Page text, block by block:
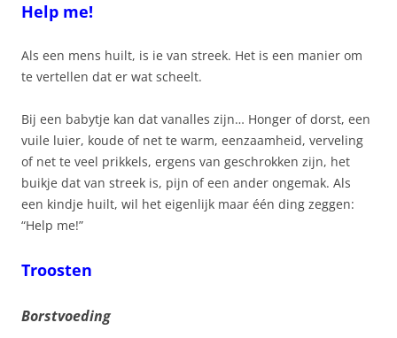
Help me!
Als een mens huilt, is ie van streek. Het is een manier om
te vertellen dat er wat scheelt.
Bij een babytje kan dat vanalles zijn… Honger of dorst, een
vuile luier, koude of net te warm, eenzaamheid, verveling
of net te veel prikkels, ergens van geschrokken zijn, het
buikje dat van streek is, pijn of een ander ongemak. Als
een kindje huilt, wil het eigenlijk maar één ding zeggen:
“Help me!”
Troosten
Borstvoeding